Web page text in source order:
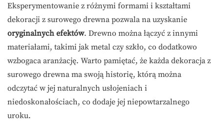
Eksperymentowanie z różnymi formami i kształtami
dekoracji z surowego drewna pozwala na uzyskanie
oryginalnych efektów. Drewno można łączyć z innymi
materiałami, takimi jak metal czy szkło, co dodatkowo
wzbogaca aranżację. Warto pamiętać, że każda dekoracja z
surowego drewna ma swoją historię, którą można
odczytać w jej naturalnych usłojeniach i
niedoskonałościach, co dodaje jej niepowtarzalnego
uroku.